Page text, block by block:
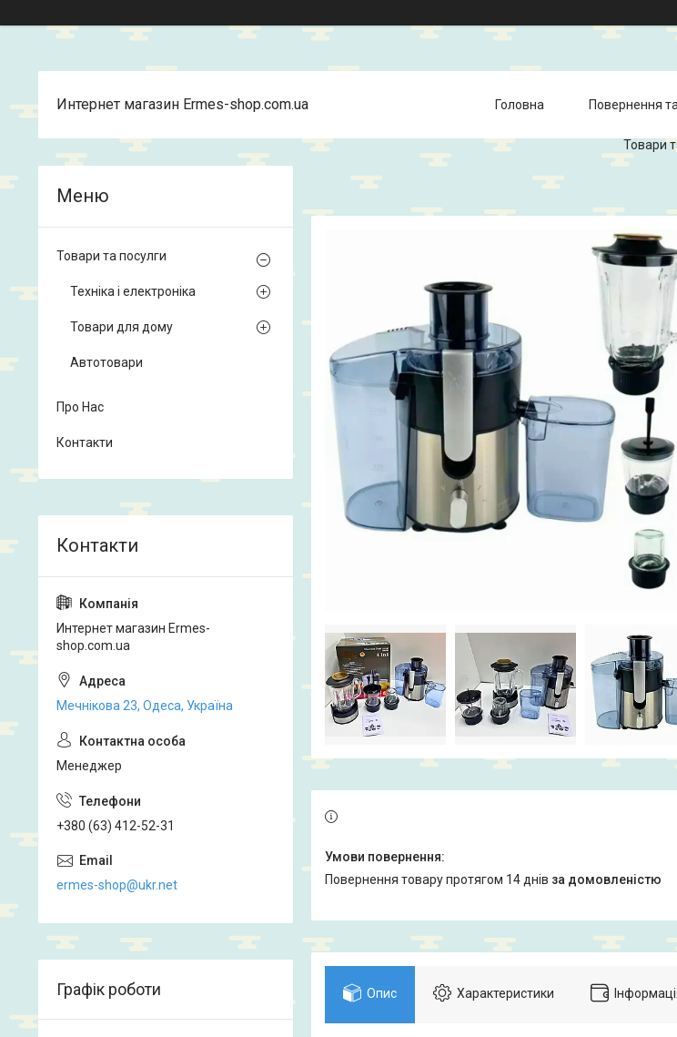
Интернет магазин Ermes-shop.com.ua Головна Повернення
Товари
повернення товару протягом 14 днів за домовленістю
Опис Характеристики
Товари та посулги
Техніка і електроніка
Товари для дому
Автотовари
Про Нас
Контакти
Интернет магазин Ermes-
shop.com.ua
Мечнікова 23, Одеса, Україна
Менеджер
+380 (63) 412-52-31
ermes-shop@ukr.net
Графік роботи